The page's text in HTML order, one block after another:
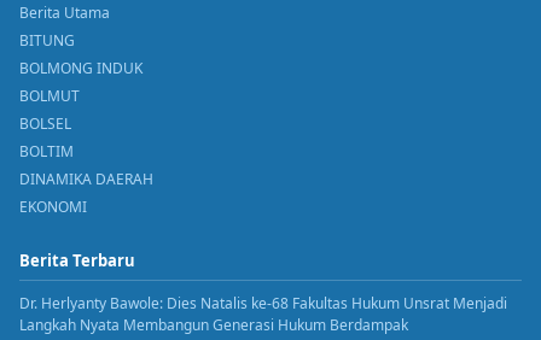
Berita Utama
BITUNG
BOLMONG INDUK
BOLMUT
BOLSEL
BOLTIM
DINAMIKA DAERAH
EKONOMI
Berita Terbaru
Dr. Herlyanty Bawole: Dies Natalis ke-68 Fakultas Hukum Unsrat Menjadi
Langkah Nyata Membangun Generasi Hukum Berdampak